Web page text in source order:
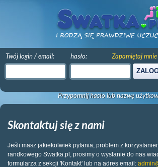
Twój login / email: hasło: Zapamiętaj mnie
Przypomnij hasło lub nazwę
Skontaktuj się z nami
Jeśli masz jakiekolwiek pytania, problem z
randkowego Swatka.pl, prosimy o wysłanie do nas
formularza z sekcji 'Kontakt' lub na adres email: